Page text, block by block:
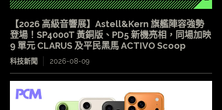
【2026 高級音響展】Astell&Kern 旗艦陣容強勢
登場！SP4000T 黃銅版、PD5 新機亮相，同場加映
9 單元 CLARUS 及平民黑馬 ACTIVO Scoop
科技新聞 2026-08-09